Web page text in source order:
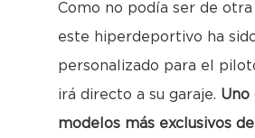
Como no podía ser de otra
este hiperdeportivo ha
personalizado para el
irá directo a su garaje. Uno
modelos más exclusivos